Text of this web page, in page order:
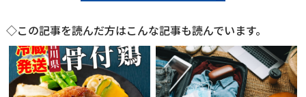
◇この記事を読んだ方はこんな記事も読んでいます。